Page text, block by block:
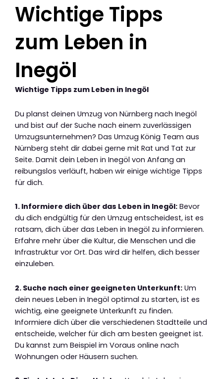
Wichtige Tipps
zum Leben in
Inegöl
Wichtige Tipps zum Leben in Inegöl
Du planst deinen Umzug von Nürnberg nach Inegöl
und bist auf der Suche nach einem zuverlässigen
Umzugsunternehmen? Das Umzug König Team aus
Nürnberg steht dir dabei gerne mit Rat und Tat zur
Seite. Damit dein Leben in Inegöl von Anfang an
reibungslos verläuft, haben wir einige wichtige Tipps
für dich.
1. Informiere dich über das Leben in Inegöl: Bevor
du dich endgültig für den Umzug entscheidest, ist es
ratsam, dich über das Leben in Inegöl zu informieren.
Erfahre mehr über die Kultur, die Menschen und die
Infrastruktur vor Ort. Das wird dir helfen, dich besser
einzuleben.
2. Suche nach einer geeigneten Unterkunft: Um
dein neues Leben in Inegöl optimal zu starten, ist es
wichtig, eine geeignete Unterkunft zu finden.
Informiere dich über die verschiedenen Stadtteile und
entscheide, welcher für dich am besten geeignet ist.
Du kannst zum Beispiel im Voraus online nach
Wohnungen oder Häusern suchen.